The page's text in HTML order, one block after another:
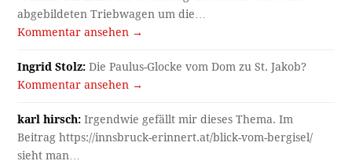
abgebildeten Triebwagen um die…
Kommentar ansehen →
Ingrid Stolz: Die Paulus-Glocke vom Dom zu St. Jakob?
Kommentar ansehen →
karl hirsch: Irgendwie gefällt mir dieses Thema. Im
Beitrag https://innsbruck-erinnert.at/blick-vom-bergisel/
sieht man…